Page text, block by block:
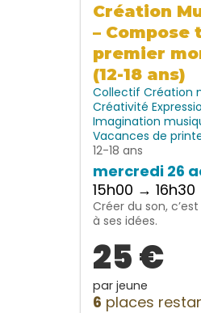
Création
– Compose
premier
(12-18 ans)
Collectif Création
Créativité
Imagination
Vacances de
12-18 ans
mercredi 26
15h00 → 16h30
Créer du son,
à ses idées.
25 €
par jeune
6 places